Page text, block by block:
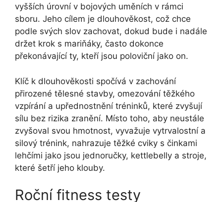
vyšších úrovní v bojových uměních v rámci
sboru. Jeho cílem je dlouhověkost, což chce
podle svých slov zachovat, dokud bude i nadále
držet krok s mariňáky, často dokonce
překonávající ty, kteří jsou poloviční jako on.
Klíč k dlouhověkosti spočívá v zachování
přirozené tělesné stavby, omezování těžkého
vzpírání a upřednostnění tréninků, které zvyšují
sílu bez rizika zranění. Místo toho, aby neustále
zvyšoval svou hmotnost, vyvažuje vytrvalostní a
silový trénink, nahrazuje těžké cviky s činkami
lehčími jako jsou jednoručky, kettlebelly a stroje,
které šetří jeho klouby.
Roční fitness testy